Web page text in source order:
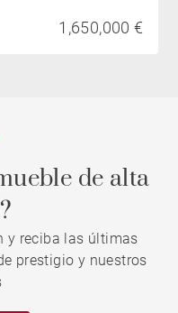
1,650,000 €
de alta
y reciba las últimas
prestigio y nuestros